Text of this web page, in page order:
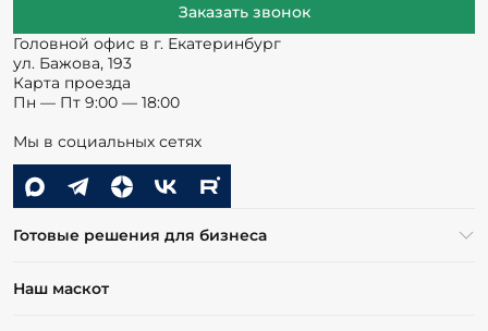
Заказать звонок
Головной офис в г. Екатеринбург
ул. Бажова, 193
Карта проезда
Пн — Пт 9:00 — 18:00
Мы в социальных сетях
Готовые решения для бизнеса
Наш маскот